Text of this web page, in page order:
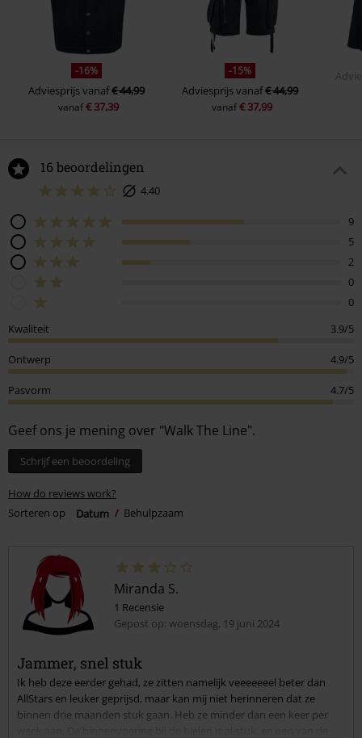
-16%
Adviesprijsvanaf€ 44,99
vanaf€ 37,39
-15%
Adviesprijsvanaf€ 44,99
vanaf€ 37,99
16 beoordelingen
4.40
9
5
2
0
0
Kwaliteit
3.9/5
Ontwerp 4.9/5
Pasvorm 4.7/5
Geef ons je mening over "Walk The Line".
Schrijf een beoordeling
How do reviews work?
Sorteren op
Datum Behulpzaam
Miranda S.
1 Recensie
Gepost op: woensdag, 19 juni 2024
Jammer, snel stuk
Ik heb deze eerder gehad, ze zitten namelijk veeeeeeel beter dan
AllStars en leuker geprijsd, maar kan mij niet herinneren dat ze
binnen drie maanden stuk gaan. Heb ze minder dan een keer per